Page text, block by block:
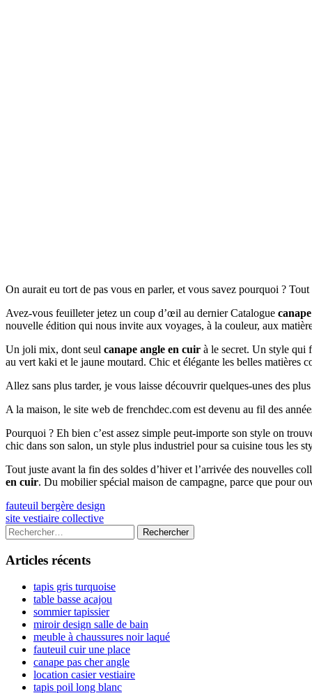
On aurait eu tort de pas vous en parler, et vous savez pourquoi ?
Avez-vous feuilleter jetez un coup d’œil au dernier Catalogue
nouvelle édition qui nous invite aux voyages, à la couleur, aux
Un joli mix, dont seul canape angle en cuir à le secret. Un style qui
au vert kaki et le jaune moutard. Chic et élégante les belles matières
Allez sans plus tarder, je vous laisse découvrir quelques-unes des
A la maison, le site web de frenchdec.com est devenu au fil des
Pourquoi ? Eh bien c’est assez simple peut-importe son style on
chic dans son salon, un style plus industriel pour sa cuisine tous les
Tout juste avant la fin des soldes d’hiver et l’arrivée des nouvelles
en cuir. Du mobilier spécial maison de campagne, parce que pour
Navigation
de
l’article
Previous
article:
fauteuil bergère design
Next
article:
site vestiaire collective
Colonne
latérale
principale
Rechercher :
Articles récents
tapis gris turquoise
table basse acajou
sommier tapissier
miroir design salle de bain
meuble à chaussures noir laqué
fauteuil cuir une place
canape pas cher angle
location casier vestiaire
tapis poil long blanc